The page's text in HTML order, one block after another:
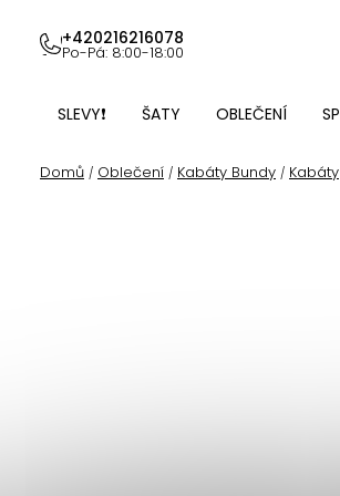
obsah
+420216216078
Po-Pá: 8:00-18:00
SLEVY❗ ŠATY OBLEČENÍ
Domů / Oblečení / Kabáty Bundy / Kabáty